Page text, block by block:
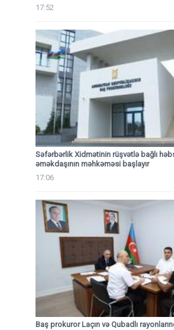
17:52
Səfərbərlik Xidmətinin rüşvətlə bağlı
əməkdaşının məhkəməsi başlayır
17:06
Baş prokuror Laçın və Qubadlı